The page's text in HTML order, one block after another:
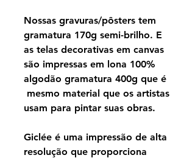
Nossas gravuras/pôsters tem
gramatura 170g semi-brilho. E
as telas decorativas em canvas
são impressas em lona 100%
algodão gramatura 400g que é
mesmo material que os artistas
usam para pintar suas obras.
Giclée é uma impressão de alta
resolução que proporciona